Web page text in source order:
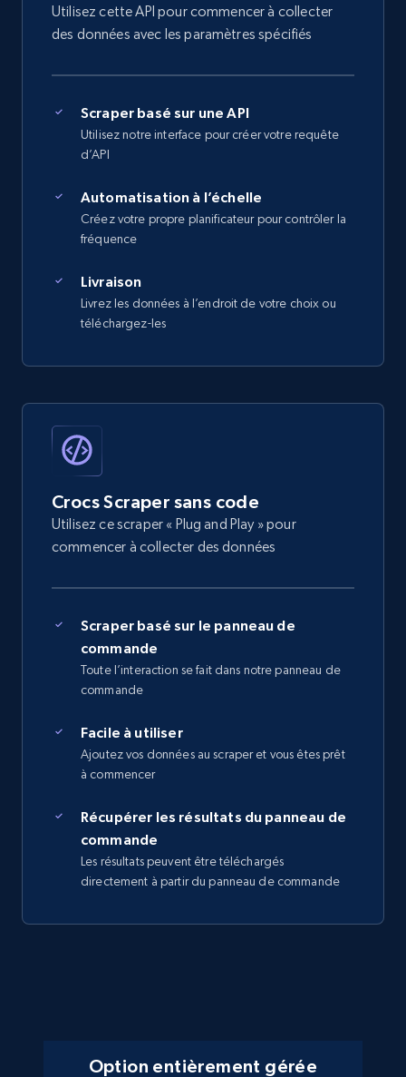
Utilisez cette API pour commencer à collecter
des données avec les paramètres spécifiés
Scraper basé sur une API
Utilisez notre interface pour créer votre requête
d’API
Automatisation à l’échelle
Créez votre propre planificateur pour contrôler la
fréquence
Livraison
Livrez les données à l’endroit de votre choix ou
téléchargez-les
Crocs Scraper sans code
Utilisez ce scraper « Plug and Play » pour
commencer à collecter des données
Scraper basé sur le panneau de
commande
Toute l’interaction se fait dans notre panneau de
commande
Facile à utiliser
Ajoutez vos données au scraper et vous êtes prêt
à commencer
Récupérer les résultats du panneau de
commande
Les résultats peuvent être téléchargés
directement à partir du panneau de commande
Option entièrement gérée